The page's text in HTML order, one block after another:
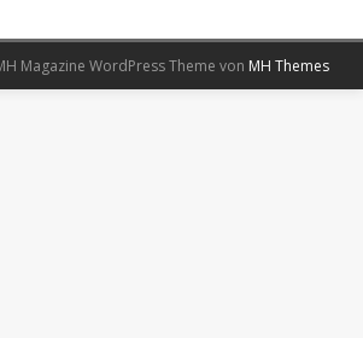
Magazine WordPress Theme von MH Themes